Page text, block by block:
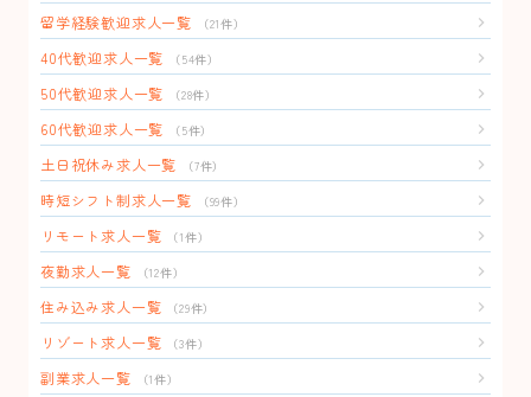
留学経験歓迎求人一覧 （21件）
40代歓迎求人一覧 （54件）
50代歓迎求人一覧 （28件）
60代歓迎求人一覧 （5件）
土日祝休み求人一覧 （7件）
時短シフト制求人一覧 （99件）
リモート求人一覧 （1件）
夜勤求人一覧 （12件）
住み込み求人一覧 （29件）
リゾート求人一覧 （3件）
副業求人一覧 （1件）